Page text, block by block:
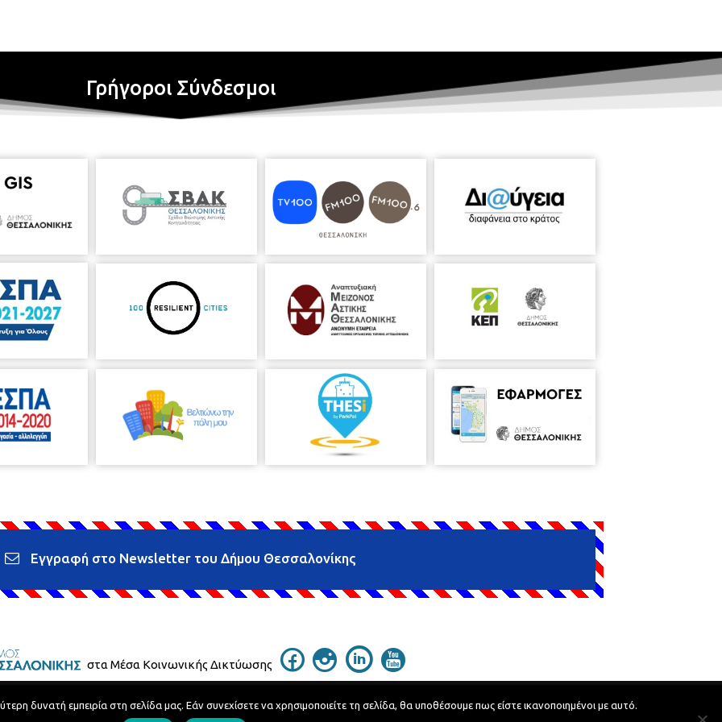
Γρήγοροι Σύνδεσμοι
Εγγραφή στο Newsletter του Δήμου Θεσσαλονίκης
στα Μέσα Κοινωνικής Δικτύωσης
Τηλεφωνικός Κατάλογος Developed byMyCompany Projects
δυνατή εμπειρία στη σελίδα μας. Εάν συνεχίσετε να χρησιμοποιείτε τη σελίδα, θα υποθέσουμε πως είστε ικανοποιημένοι με αυτό.